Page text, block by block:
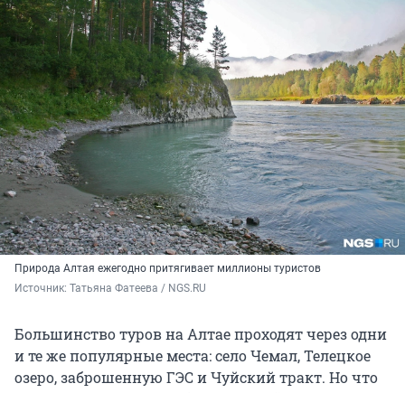
Природа Алтая ежегодно притягивает миллионы туристов
Источник: Татьяна Фатеева / NGS.RU
Большинство туров на Алтае проходят через одни
и те же популярные места: село Чемал, Телецкое
озеро, заброшенную ГЭС и Чуйский тракт. Но что